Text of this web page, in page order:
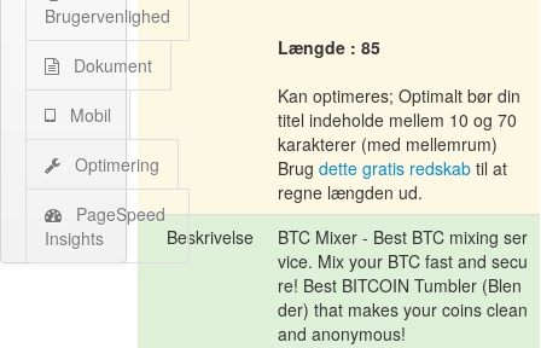
Brugervenlighed
Dokument
Mobil
Optimering
PageSpeed
Insights
Længde : 85
Kan optimeres; Optimalt bør din
titel indeholde mellem 10 og 70
karakterer (med mellemrum)
Brugdette gratis redskab til at
regne længden ud.
Beskrivelse
BTC Mixer - Best BTC mixing ser
vice. Mix your BTC fast and secu
re! Best BITCOIN Tumbler (Blen
der) that makes your coins clean
and anonymous!